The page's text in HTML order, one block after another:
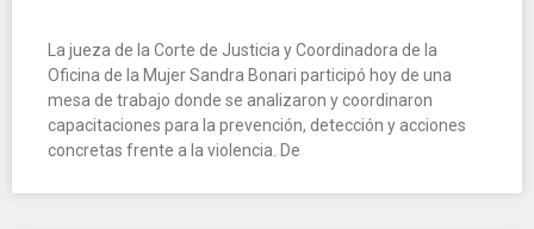
La jueza de la Corte de Justicia y Coordinadora de la
Oficina de la Mujer Sandra Bonari participó hoy de una
mesa de trabajo donde se analizaron y coordinaron
capacitaciones para la prevención, detección y acciones
concretas frente a la violencia. De